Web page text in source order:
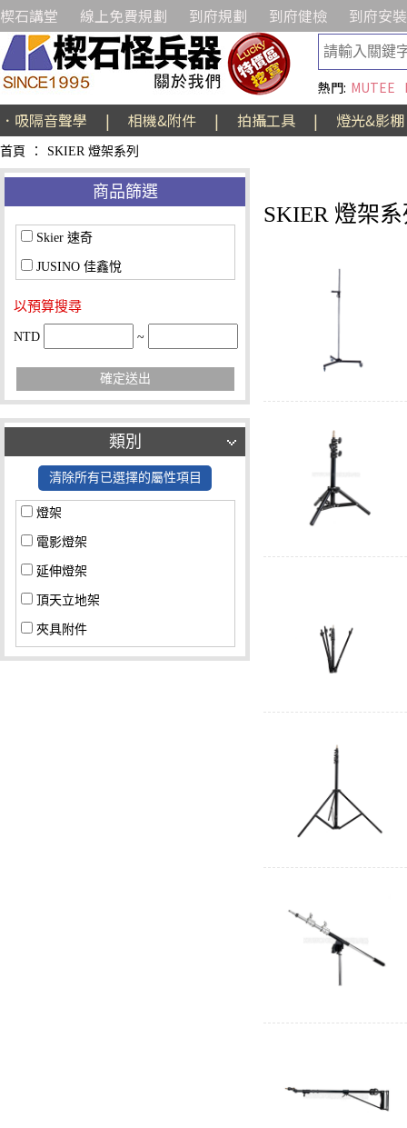
楔石講堂 線上免費規劃 到府規劃 到府健檢 到府安裝
熱門: MUTEE
．吸隔音聲學 | 相機&附件 | 拍攝工具 | 燈光&影棚
首頁 ： SKIER 燈架系列
商品篩選
Skier 速奇
JUSINO 佳鑫悅
以預算搜尋
NTD ~
確定送出
類別
清除所有已選擇的屬性項目
燈架
電影燈架
延伸燈架
頂天立地架
夾具附件
燈架滑輪
SKIER 燈架